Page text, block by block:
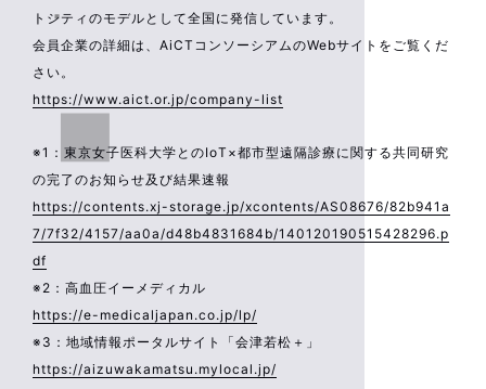
トシティのモデルとして全国に発信しています。
会員企業の詳細は、AiCTコンソーシアムのWebサイトをご覧くだ
さい。
https://www.aict.or.jp/company-list
※1：東京女子医科大学とのIoT×都市型遠隔診療に関する共同研究
の完了のお知らせ及び結果速報
https://contents.xj-storage.jp/xcontents/AS08676/82b941a
7/7f32/4157/aa0a/d48b4831684b/140120190515428296.p
df
※2：高血圧イーメディカル
https://e-medicaljapan.co.jp/lp/
※3：地域情報ポータルサイト「会津若松＋」
https://aizuwakamatsu.mylocal.jp/